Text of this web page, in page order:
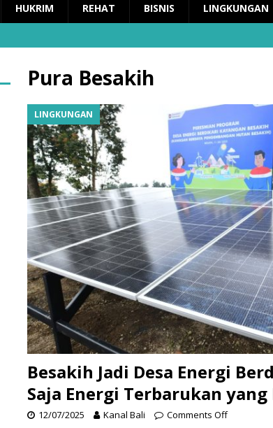
HUKRIM REHAT BISNIS LINGKUNGAN
Pura Besakih
LINGKUNGAN
Besakih Jadi Desa Energi
Saja Energi Terbarukan
12/07/2025 Kanal Bali Comments Off